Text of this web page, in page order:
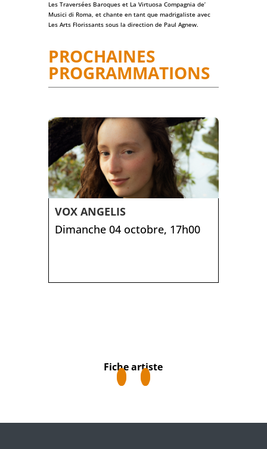
Les Traversées Baroques et La Virtuosa Compagnia de’
Musici di Roma, et chante en tant que madrigaliste avec
Les Arts Florissants sous la direction de Paul Agnew.
PROCHAINES
PROGRAMMATIONS
VOX ANGELIS
Dimanche 04 octobre, 17h00
Fiche artiste